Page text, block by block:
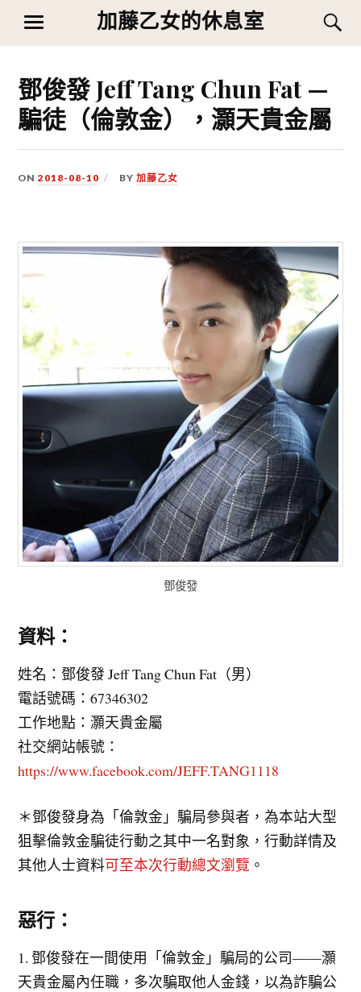
content
加藤乙女的休息室
MENU
鄧俊發 Jeff Tang Chun Fat —
騙徒（倫敦金），灝天貴金屬
ON2018-08-10 BY加藤乙女
鄧俊發
資料：
姓名：鄧俊發 Jeff Tang Chun Fat（男）
電話號碼：67346302
工作地點：灝天貴金屬
社交網站帳號：
https://www.facebook.com/JEFF.TANG1118
＊鄧俊發身為「倫敦金」騙局參與者，為本站大型
狙擊倫敦金騙徒行動之其中一名對象，行動詳情及
其他人士資料可至本次行動總文瀏覽 。
惡行：
1. 鄧俊發在一間使用「倫敦金」騙局的公司——灝
天貴金屬內任職，多次騙取他人金錢，以為詐騙公